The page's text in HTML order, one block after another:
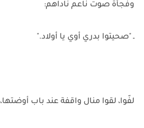
وفجأة صوت ناعم ناداهم:
ـ "صحيتوا بدري أوي يا أولاد."
لفّوا، لقوا منال واقفة عند باب أوضتها،